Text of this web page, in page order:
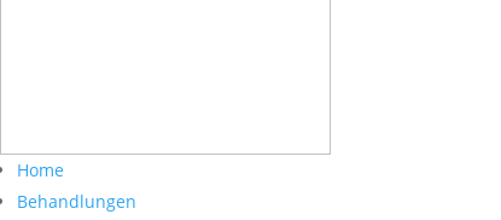
Home
Behandlungen